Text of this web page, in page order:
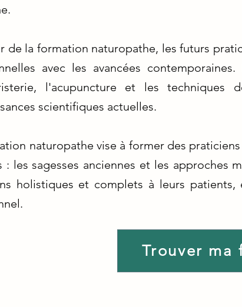
de la formation naturopathe, les futurs
avec les avancées
l'acupuncture et les
scientifiques actuelles.
naturopathe vise à former des
: les sagesses anciennes et les
holistiques et complets à leurs
Trouver ma